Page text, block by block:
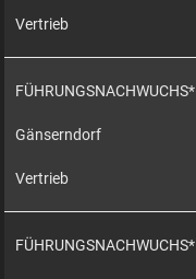
Vertrieb
FÜHRUNGSNACHWUCHS*
Gänserndorf
Vertrieb
FÜHRUNGSNACHWUCHS*